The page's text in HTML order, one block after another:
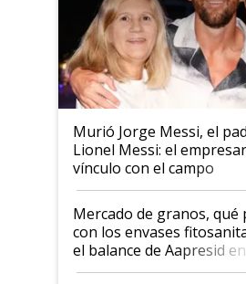
Murió Jorge Messi, el
Lionel Messi: el
vínculo con el campo
Mercado de granos, qué
con los envases
el balance de Aapresid en
Posta